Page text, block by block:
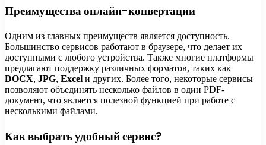
Преимущества онлайн-конвертации
Одним из главных преимуществ является доступность.
Большинство сервисов работают в браузере, что делает их
доступными с любого устройства. Также многие платформы
предлагают поддержку различных форматов, таких как
DOCX, JPG, Excel и других. Более того, некоторые сервисы
позволяют объединять несколько файлов в один PDF-
документ, что является полезной функцией при работе с
несколькими файлами.
Как выбрать удобный сервис?